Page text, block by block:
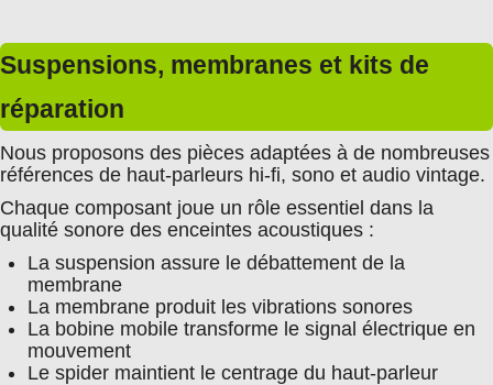
Suspensions, membranes et kits de
réparation
Nous proposons des pièces adaptées à de nombreuses
références de haut-parleurs hi-fi, sono et audio vintage.
Chaque composant joue un rôle essentiel dans la
qualité sonore des enceintes acoustiques :
La suspension assure le débattement de la
membrane
La membrane produit les vibrations sonores
La bobine mobile transforme le signal électrique en
mouvement
Le spider maintient le centrage du haut-parleur